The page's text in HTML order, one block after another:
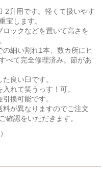
2升用です。軽くて扱いやす
宝します。
ロックなどを置いて高さを
の細い割れ1本、数カ所にヒ
べて完全修理済み。節があ
良い臼です。
れて笑うっす！可。
換可能です。
料が異なりますのでご注文
確認をいただきます。